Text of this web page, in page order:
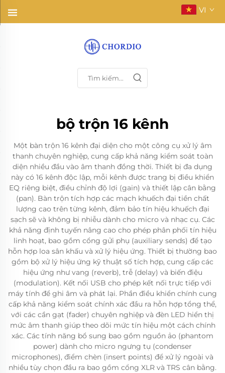
VI
bộ trộn 16 kênh
Một bàn trộn 16 kênh đại diện cho một công cụ xử lý âm
thanh chuyên nghiệp, cung cấp khả năng kiểm soát toàn
diện nhiều đầu vào âm thanh đồng thời. Thiết bị đa dụng
này có 16 kênh độc lập, mỗi kênh được trang bị điều khiển
EQ riêng biệt, điều chỉnh độ lợi (gain) và thiết lập cân bằng
(pan). Bàn trộn tích hợp các mạch khuếch đại tiền chất
lượng cao trên từng kênh, đảm bảo tín hiệu khuếch đại
sạch sẽ và không bị nhiễu dành cho micro và nhạc cụ. Các
khả năng định tuyến nâng cao cho phép phân phối tín hiệu
linh hoạt, bao gồm cổng gửi phụ (auxiliary sends) để tạo
hỗn hợp loa sân khấu và xử lý hiệu ứng. Thiết bị thường bao
gồm bộ xử lý hiệu ứng kỹ thuật số tích hợp, cung cấp các
hiệu ứng như vang (reverb), trễ (delay) và biến điệu
(modulation). Kết nối USB cho phép kết nối trực tiếp với
máy tính để ghi âm và phát lại. Phần điều khiển chính cung
cấp khả năng kiểm soát chính xác đầu ra hỗn hợp tổng thể,
với các cần gạt (fader) chuyên nghiệp và đèn LED hiển thị
mức âm thanh giúp theo dõi mức tín hiệu một cách chính
xác. Các tính năng bổ sung bao gồm nguồn ảo (phantom
power) dành cho micro ngưng tụ (condenser
microphones), điểm chèn (insert points) để xử lý ngoài và
nhiều tùy chọn đầu ra bao gồm cổng XLR và TRS cân bằng.